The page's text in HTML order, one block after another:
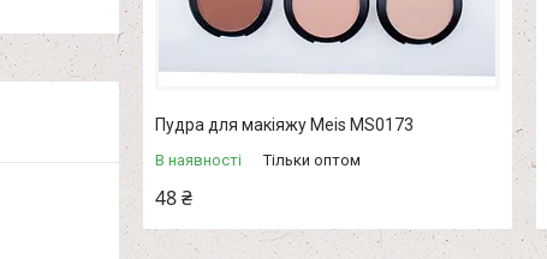
Пудра для макіяжу Meis MS0173
В наявності Тільки оптом
48 ₴